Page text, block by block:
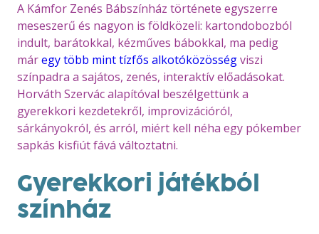
A Kámfor Zenés Bábszínház története egyszerre
meseszerű és nagyon is földközeli: kartondobozból
indult, barátokkal, kézműves bábokkal, ma pedig
máregy több mint tízfős alkotóközösségviszi
színpadra a sajátos, zenés, interaktív előadásokat.
Horváth Szervác alapítóval beszélgettünk a
gyerekkori kezdetekről, improvizációról,
sárkányokról, és arról, miért kell néha egy pókember
sapkás kisfiút fává változtatni.
Gyerekkori játékból
színház